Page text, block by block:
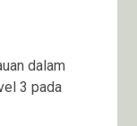
dalam
3 pada